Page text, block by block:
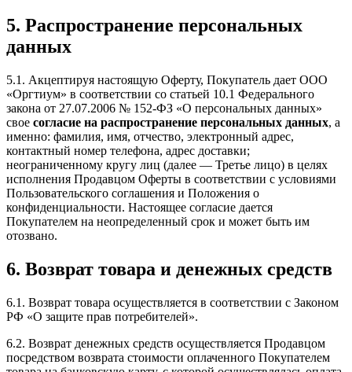
5. Распространение персональных
данных
5.1. Акцептируя настоящую Оферту, Покупатель дает ООО
«Оргтиум» в соответствии со статьей 10.1 Федерального
закона от 27.07.2006 № 152-ФЗ «О персональных данных»
свое согласие на распространение персональных данных, а
именно: фамилия, имя, отчество, электронный адрес,
контактный номер телефона, адрес доставки;
неограниченному кругу лиц (далее — Третье лицо) в целях
исполнения Продавцом Оферты в соответствии с условиями
Пользовательского соглашения и Положения о
конфиденциальности. Настоящее согласие дается
Покупателем на неопределенный срок и может быть им
отозвано.
6. Возврат товара и денежных средств
6.1. Возврат товара осуществляется в соответствии с Законом
РФ «О защите прав потребителей».
6.2. Возврат денежных средств осуществляется Продавцом
посредством возврата стоимости оплаченного Покупателем